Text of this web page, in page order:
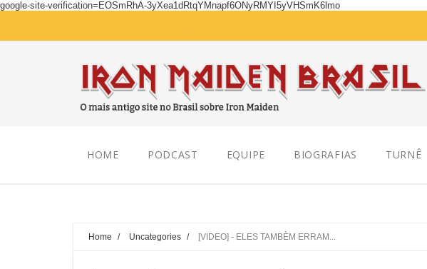
google-site-verification=EOSmRhA-3yXea1dRtqYMnapf6ONyRMYI5yVHSmK6lmo
HOME PODCAST EQUIPE BIOGRAFIAS TURNÊ
Home / Uncategories / [VIDEO] - ELES TAMBÈM ERRAM...